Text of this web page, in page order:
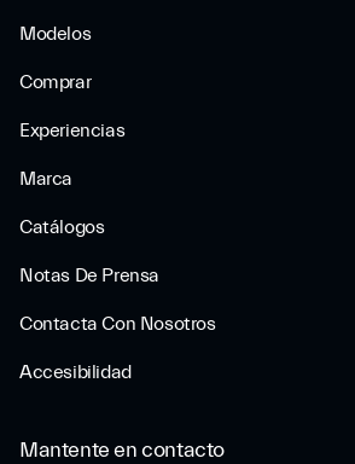
Modelos
Comprar
Experiencias
Marca
Catálogos
Notas De Prensa
Contacta Con Nosotros
Accesibilidad
Mantente en contacto